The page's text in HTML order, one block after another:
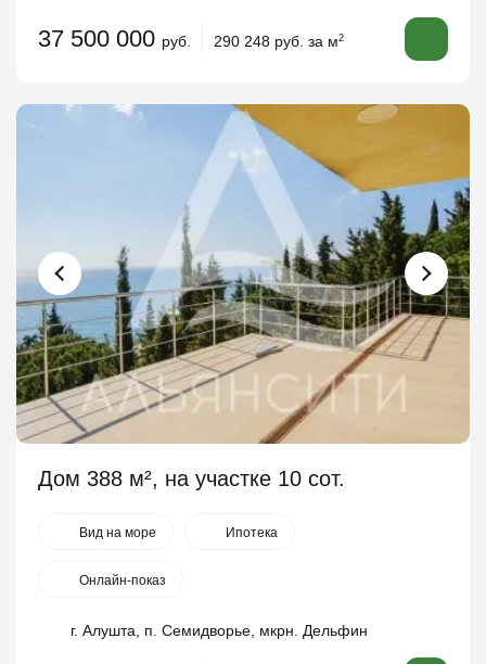
37 500 000 руб. 290 248 руб. за м2
Дом 388 м², на участке 10 сот.
Вид на море Ипотека
Онлайн-показ
г. Алушта, п. Семидворье, мкрн. Дельфин